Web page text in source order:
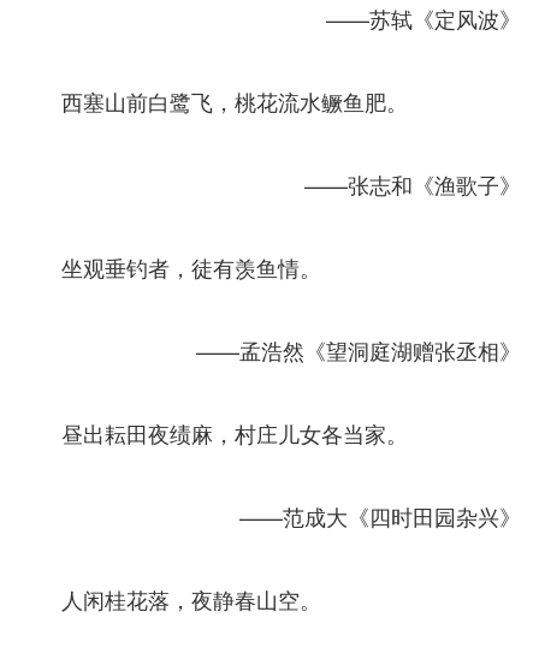
——苏轼《定风波》
西塞山前白鹭飞，桃花流水鳜鱼肥。
——张志和《渔歌子》
坐观垂钓者，徒有羡鱼情。
——孟浩然《望洞庭湖赠张丞相》
昼出耘田夜绩麻，村庄儿女各当家。
——范成大《四时田园杂兴》
人闲桂花落，夜静春山空。